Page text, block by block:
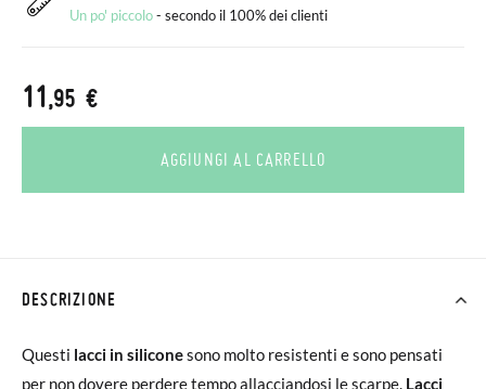
Un po' piccolo- secondo il 100% dei clienti
11,95 €
AGGIUNGI AL CARRELLO
DESCRIZIONE
Questi lacci in siliconesono molto resistenti e sono pensati
per non dovere perdere tempo allacciandosi le scarpe. Lacci